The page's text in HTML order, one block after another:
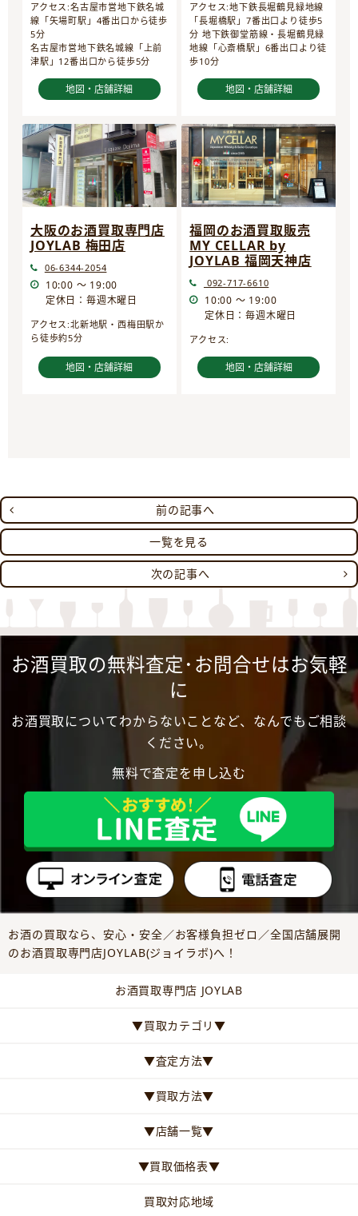
アクセス:名古屋市営地下鉄名城
線「矢場町駅」4番出口から徒歩
5分
名古屋市営地下鉄名城線「上前
津駅」12番出口から徒歩5分
地図・店舗詳細
アクセス:地下鉄長堀鶴見緑地線
「長堀橋駅」7番出口より徒歩5
分 地下鉄御堂筋線・長堀鶴見緑
地線「心斎橋駅」6番出口より徒
歩10分
地図・店舗詳細
大阪のお酒買取専門店
JOYLAB 梅田店
06-6344-2054
10:00 ～ 19:00
定休日：毎週木曜日
アクセス:北新地駅・西梅田駅か
ら徒歩約5分
地図・店舗詳細
福岡のお酒買取販売
MY CELLAR by
JOYLAB 福岡天神店
092-717-6610
10:00 ～ 19:00
定休日：毎週木曜日
アクセス:
地図・店舗詳細
前の記事へ
一覧を見る
次の記事へ
お酒買取の無料査定･お問合せはお気軽
に
お酒買取についてわからないことなど、なんでもご相談
ください。
無料で査定を申し込む
お酒の買取なら、安心・安全／お客様負担ゼロ／全国店舗展開
のお酒買取専門店JOYLAB(ジョイラボ)へ！
お酒買取専門店 JOYLAB
▼買取カテゴリ▼
▼査定方法▼
▼買取方法▼
▼店舗一覧▼
▼買取価格表▼
買取対応地域